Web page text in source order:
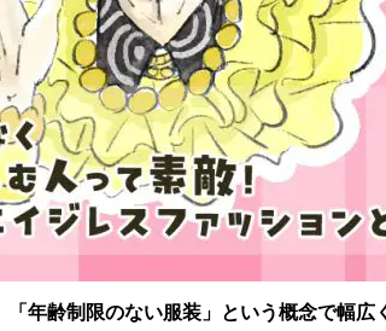
「年齢制限のない服装」という概念で幅